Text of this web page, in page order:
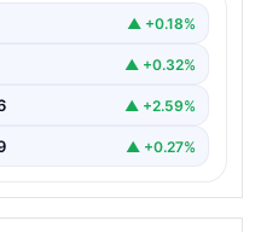
akşam kozlarını▲ +0.18%
▲ +0.32%
▲ +2.59%
▲ +0.27%